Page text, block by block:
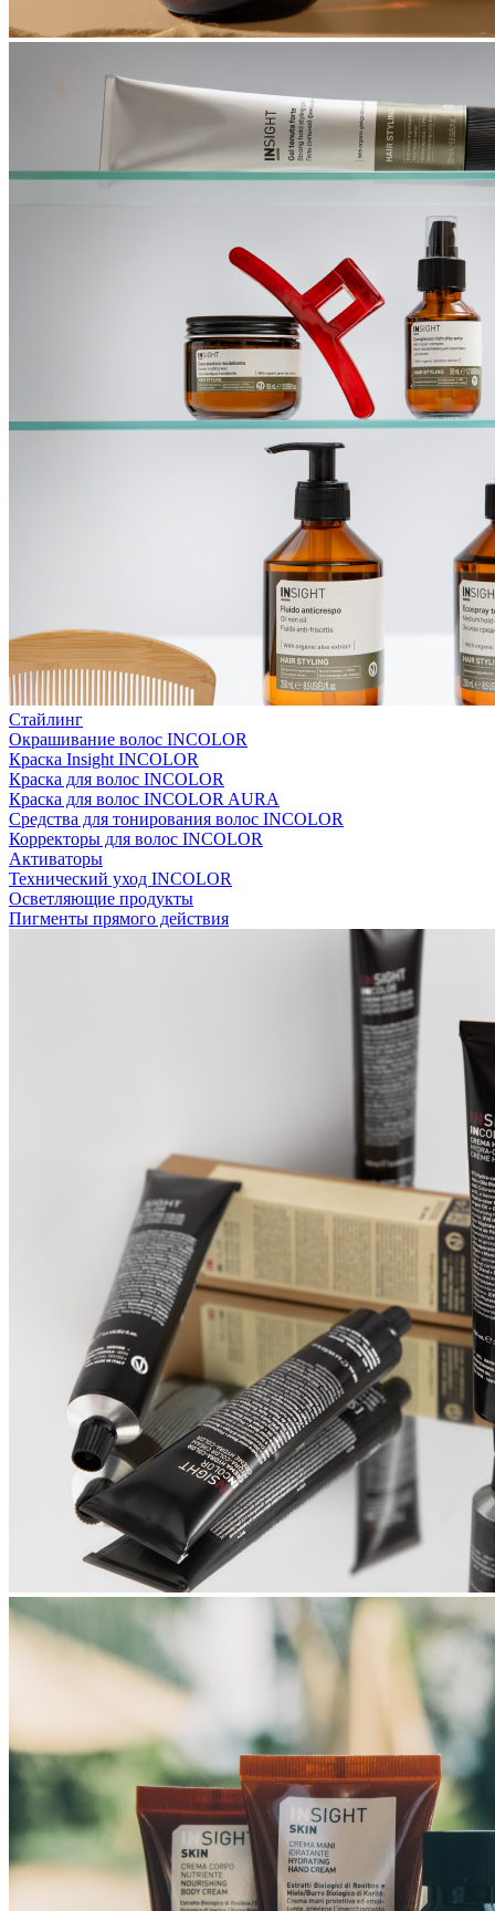
Стайлинг
Окрашивание волос INCOLOR
Краска Insight INCOLOR
Краска для волос INCOLOR
Краска для волос INCOLOR AURA
Средства для тонирования волос INCOLOR
Корректоры для волос INCOLOR
Активаторы
Технический уход INCOLOR
Осветляющие продукты
Пигменты прямого действия